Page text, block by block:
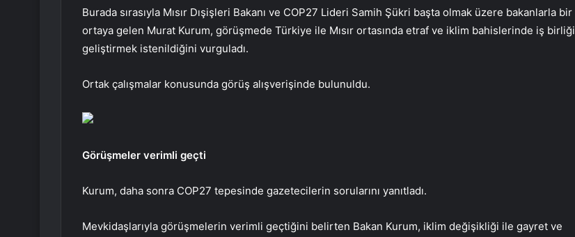
Burada sırasıyla Mısır Dışişleri Bakanı ve COP27 Lideri Samih Şükri başta olmak üzere bakanlarla bir
ortaya gelen Murat Kurum, görüşmede Türkiye ile Mısır ortasında etraf ve iklim bahislerinde iş birliği
geliştirmek istenildiğini vurguladı.
Ortak çalışmalar konusunda görüş alışverişinde bulunuldu.
Görüşmeler verimli geçti
Kurum, daha sonra COP27 tepesinde gazetecilerin sorularını yanıtladı.
Mevkidaşlarıyla görüşmelerin verimli geçtiğini belirten Bakan Kurum, iklim değişikliği ile gayret ve